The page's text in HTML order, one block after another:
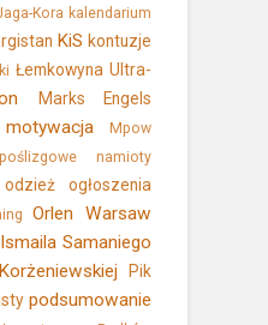
Kora kalendarium
KiS kontuzje
Łemkowyna Ultra-
Marks Engels
motywacja
Mpow
namioty
odzież ogłoszenia
Orlen Warsaw
Samaniego
Pik
podsumowanie